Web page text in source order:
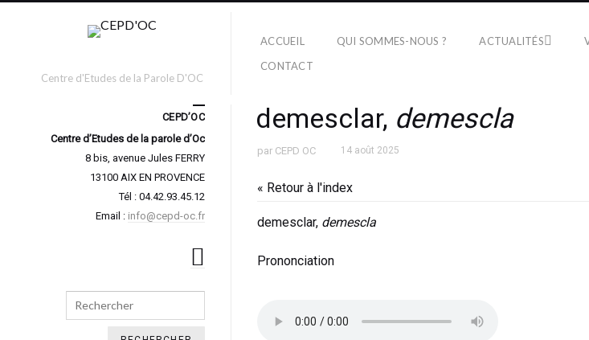
Centre d'Etudes de la Parole D'OC
ACCUEIL QUI SOMMES-NOUS ? ACTUALITÉS
CONTACT
demesclar, demescla
par CEPD OC 14 août 2025
« Retour à l'index
demesclar, demescla
Prononciation
CEPD’OC
Centre d’Etudes de la parole d’Oc
8 bis, avenue Jules FERRY
13100 AIX EN PROVENCE
Tél : 04.42.93.45.12
Email : info@cepd-oc.fr
Search